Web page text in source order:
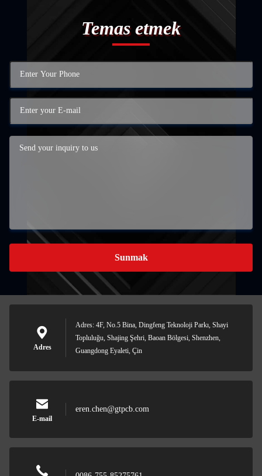
Temas etmek
Sunmak
Adres
Adres: 4F, No.5 Bina, Dingfeng Teknoloji Parkı, Shayi
Topluluğu, Shajing Şehri, Baoan Bölgesi, Shenzhen,
Guangdong Eyaleti, Çin
E-mail
eren.chen@gtpcb.com